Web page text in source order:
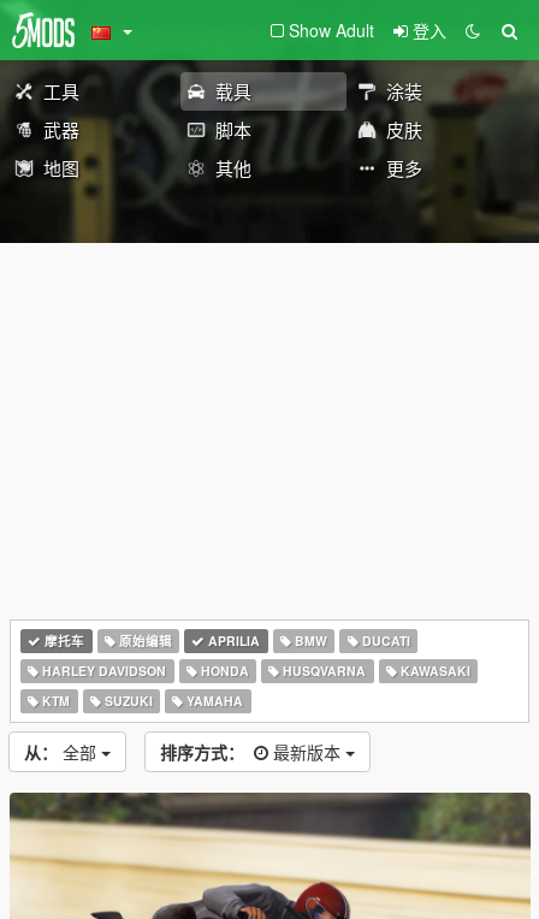
Show Adult 登入
工具 载具
涂装
武器
脚本
皮肤
地图
其他 更多
摩托车 原始编辑 APRILIA BMW
DUCATI
HARLEY DAVIDSON
HONDA HUSQVARNA
KAWASAKI
KTM
SUZUKI YAMAHA
从： 全部 排序方式： 最新版本